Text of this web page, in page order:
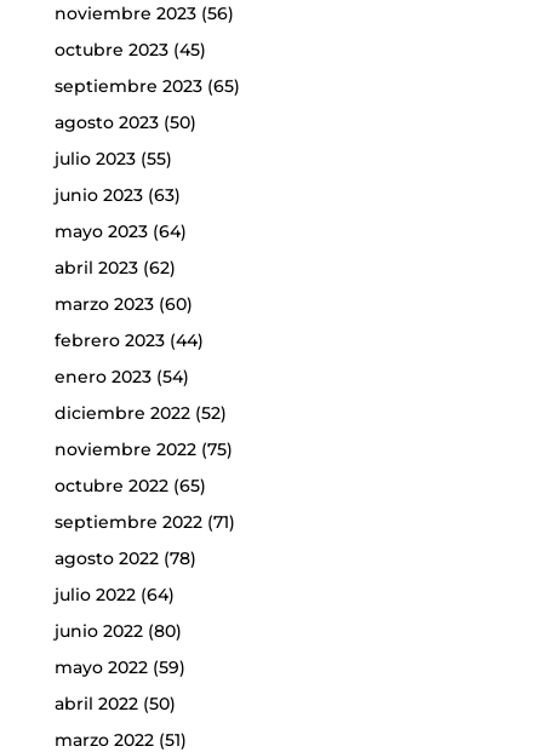
noviembre 2023(56)
octubre 2023(45)
septiembre 2023(65)
agosto 2023(50)
julio 2023(55)
junio 2023(63)
mayo 2023(64)
abril 2023(62)
marzo 2023(60)
febrero 2023(44)
enero 2023(54)
diciembre 2022(52)
noviembre 2022(75)
octubre 2022(65)
septiembre 2022(71)
agosto 2022(78)
julio 2022(64)
junio 2022(80)
mayo 2022(59)
abril 2022(50)
marzo 2022(51)